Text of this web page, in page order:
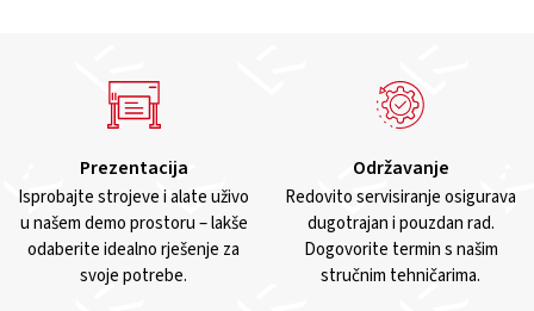
Prezentacija
Isprobajte strojeve i alate uživo
u našem demo prostoru – lakše
odaberite idealno rješenje za
svoje potrebe.
Održavanje
Redovito servisiranje osigurava
dugotrajan i pouzdan rad.
Dogovorite termin s našim
stručnim tehničarima.